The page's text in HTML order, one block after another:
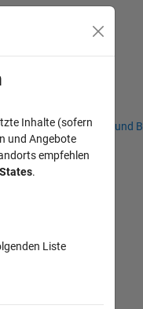
Studierende und
Inhalte (sofern
und Angebote
empfehlen
.
Liste